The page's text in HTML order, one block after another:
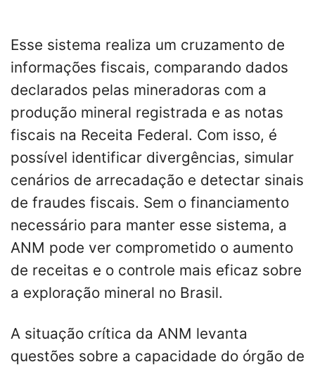
Esse sistema realiza um cruzamento de
informações fiscais, comparando dados
declarados pelas mineradoras com a
produção mineral registrada e as notas
fiscais na Receita Federal. Com isso, é
possível identificar divergências, simular
cenários de arrecadação e detectar sinais
de fraudes fiscais. Sem o financiamento
necessário para manter esse sistema, a
ANM pode ver comprometido o aumento
de receitas e o controle mais eficaz sobre
a exploração mineral no Brasil.
A situação crítica da ANM levanta
questões sobre a capacidade do órgão de